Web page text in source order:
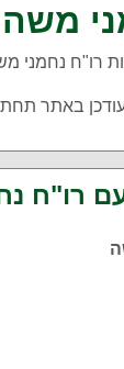
משה
רו"ח נחמני
באתר תחת
רו"ח